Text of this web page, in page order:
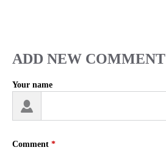
ADD NEW COMMENT
Your name
Comment *